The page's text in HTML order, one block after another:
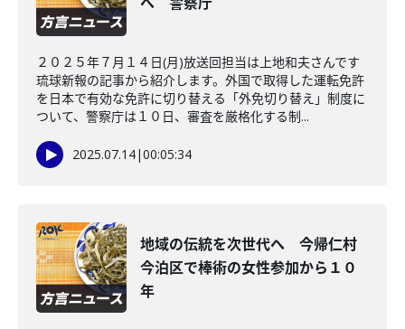
２０２５年７月１４日(月)放送回担当は上地和夫さんです
琉球新報の記事から紹介します。外国で取得した運転免許
を日本で有効な免許に切り替える「外免切り替え」制度に
ついて、警察庁は１０日、審査を厳格化する制...
2025.07.14|00:05:34
地域の伝統を次世代へ 今帰仁村
今泊区で棒術の女性参加から１０
年